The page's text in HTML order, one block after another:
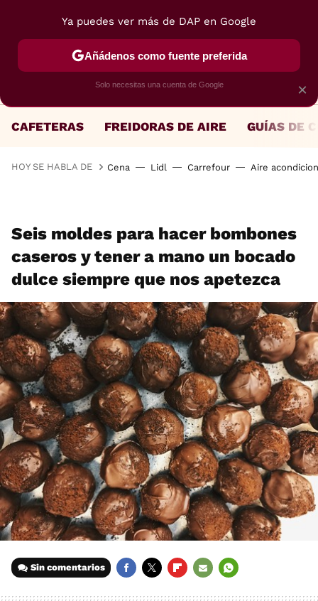
CAFETERAS FREIDORAS DE AIRE GUÍAS DE
HOY SE HABLA DE Cena Lidl Carrefour Aire
Seis moldes para hacer bombones
caseros y tener a mano un bocado
dulce siempre que nos apetezca
Sin comentarios
×
Ya puedes ver más de DAP en Google
Añádenos como fuente preferida
Solo necesitas una cuenta de Google